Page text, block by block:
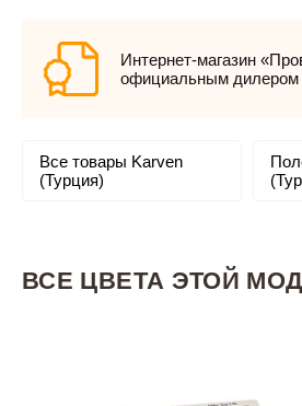
Интернет-магазин
официальным дилером
Все товары Karven
(Турция)
ВСЕ ЦВЕТА ЭТОЙ